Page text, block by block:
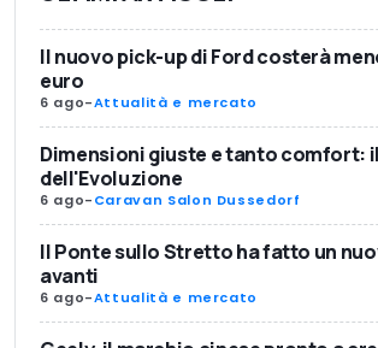
Il nuovo pick-up di Ford costerà
euro
6 ago-Attualità e mercato
Dimensioni giuste e tanto comfort:
dell'Evoluzione
6 ago-Caravan Salon Dussedorf
Il Ponte sullo Stretto ha fatto un
avanti
6 ago-Attualità e mercato